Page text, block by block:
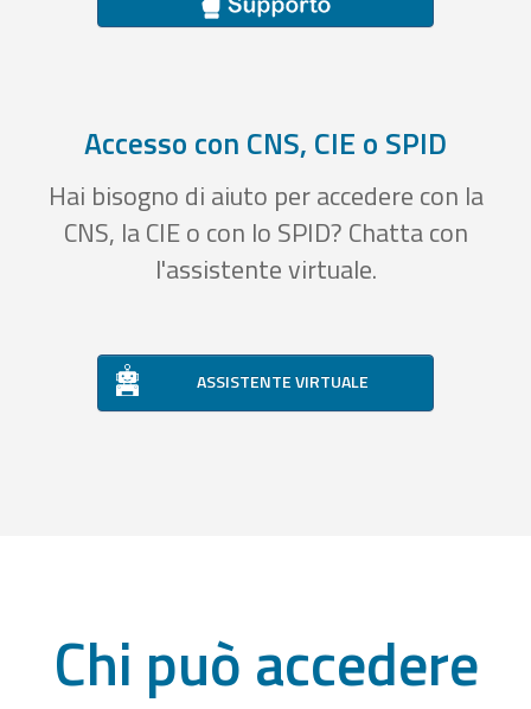
Accesso con CNS, CIE o SPID
Hai bisogno di aiuto per accedere con la
CNS, la CIE o con lo SPID? Chatta con
l'assistente virtuale.
ASSISTENTE VIRTUALE
Chi può accedere